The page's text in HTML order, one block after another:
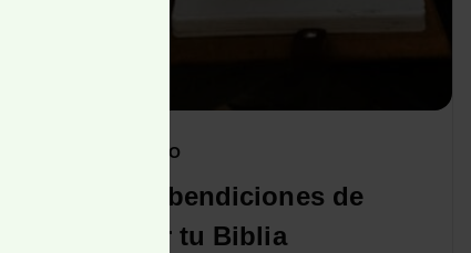
ARTÍCULO
Cinco bendiciones de
marcar tu Biblia